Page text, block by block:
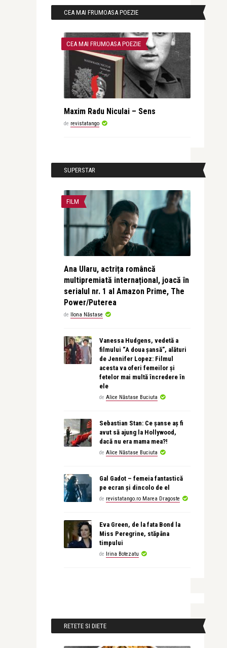
CEA MAI FRUMOASA POEZIE
CEA MAI FRUMOASA POEZIE
Maxim Radu Niculai – Sens
de revistatango
SUPERSTAR
FILM
Ana Ularu, actrița româncă
multipremiată internațional, joacă în
serialul nr. 1 al Amazon Prime, The
Power/Puterea
de Ilona Năstase
Vanessa Hudgens, vedetă a
filmului “A doua șansă”, alături
de Jennifer Lopez: Filmul
acesta va oferi femeilor și
fetelor mai multă încredere în
ele
de Alice Năstase Buciuta
Sebastian Stan: Ce șanse aș fi
avut să ajung la Hollywood,
dacă nu era mama mea?!
de Alice Năstase Buciuta
Gal Gadot – femeia fantastică
pe ecran și dincolo de el
de revistatango.ro Marea Dragoste
Eva Green, de la fata Bond la
Miss Peregrine, stăpâna
timpului
de Irina Botezatu
RETETE SI DIETE